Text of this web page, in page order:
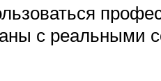
с реальными